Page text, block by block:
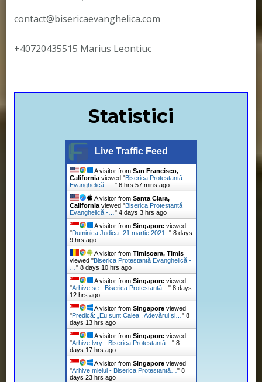
contact@bisericaevanghelica.com
+40720435515 Marius Leontiuc
Statistici
Live Traffic Feed
A visitor from San Francisco,
Californiaviewed "Biserica Protestantă
Evanghelică -… " 6 hrs 58 mins ago
A visitor from Santa Clara,
Californiaviewed "Biserica Protestantă
Evanghelică -… " 4 days 3 hrs ago
A visitor from Singaporeviewed
"Duminica Judica -21 martie 2021 -" 8 days
9 hrs ago
A visitor from Timisoara, Timis
viewed "Biserica Protestantă Evanghelică -
" 8 days 10 hrs ago
A visitor from Singaporeviewed
"Arhive se - Biserica Protestantă… " 8 days
12 hrs ago
A visitor from Singaporeviewed
"Predică: „Eu sunt Calea , Adevărul şi… " 8
days 13 hrs ago
A visitor from Singaporeviewed
"Arhive lvry - Biserica Protestantă… " 8
days 17 hrs ago
A visitor from Singaporeviewed
"Arhive mielul - Biserica Protestantă… " 8
days 23 hrs ago